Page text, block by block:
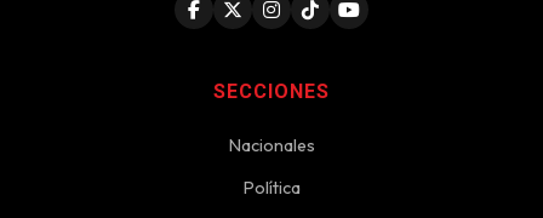
SECCIONES
Nacionales
Política